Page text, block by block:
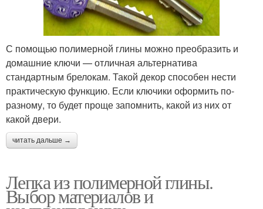
С помощью полимерной глины можно преобразить и
домашние ключи — отличная альтернатива
стандартным брелокам. Такой декор способен нести
практическую функцию. Если ключики оформить по-
разному, то будет проще запомнить, какой из них от
какой двери.
читать дальше →
Лепка из полимерной глины.
Выбор материалов и